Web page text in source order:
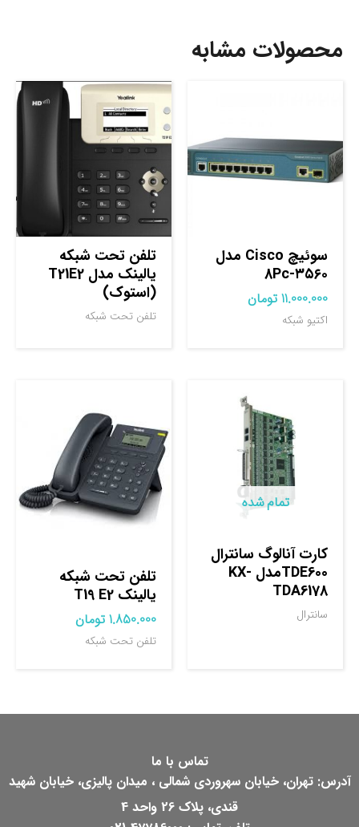
محصولات مشابه
سوئیچ Cisco مدل
۳۵۶۰-8Pc
11.000.000 تومان
اکتیو شبکه
تلفن تحت شبکه
یالینک مدل T21E2
(استوک)
تلفن تحت شبکه
تمام شده
کارت آنالوگ سانترال
TDE600مدل KX-
TDA6178
سانترال
تلفن تحت شبکه
یالینک T19 E2
1.850.000 تومان
تلفن تحت شبکه
تماس با ما
آدرس: تهران، خیابان سهروردی شمالی ، میدان پالیزی، خیابان شهید
قندی، پلاک 26 واحد 4